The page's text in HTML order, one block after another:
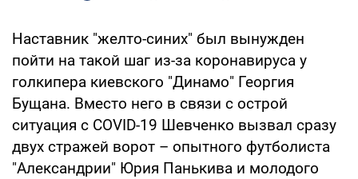
Наставник "желто-синих" был вынужден
пойти на такой шаг из-за коронавируса у
голкипера киевского "Динамо" Георгия
Бущана. Вместо него в связи с острой
ситуация с COVID-19 Шевченко вызвал сразу
двух стражей ворот – опытного футболиста
"Александрии" Юрия Панькива и молодого